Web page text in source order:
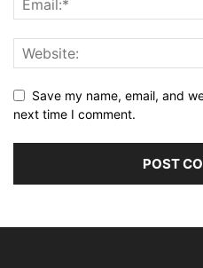
Save my name, email, and
next time I comment.